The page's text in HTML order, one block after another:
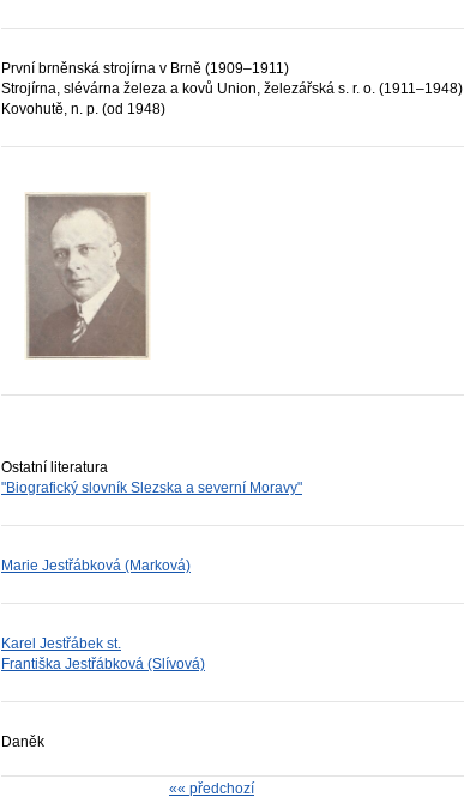
První brněnská strojírna v Brně (1909–1911)
Strojírna, slévárna železa a kovů Union, železářská s. r. o. (1911–1948)
Kovohutě, n. p. (od 1948)
Ostatní literatura
"Biografický slovník Slezska a severní Moravy"
Marie Jestřábková (Marková)
Karel Jestřábek st.
Františka Jestřábková (Slívová)
Daněk
«« předchozí